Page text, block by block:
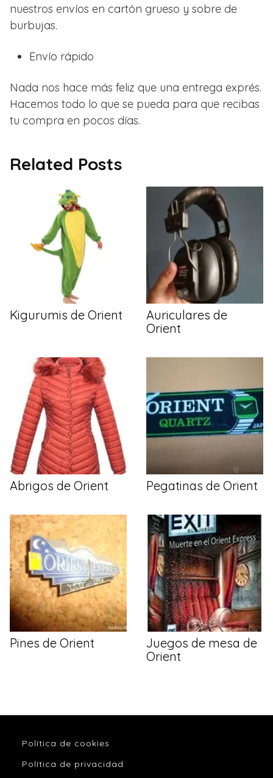
nuestros envíos en cartón grueso y sobre de
burbujas.
Envío rápido
Nada nos hace más feliz que una entrega exprés.
Hacemos todo lo que se pueda para que recibas
tu compra en pocos días.
Related Posts
Kigurumis de Orient
Auriculares de
Orient
Abrigos de Orient Pegatinas de Orient
Pines de Orient
Juegos de mesa de
Orient
Política de cookies
Política de privacidad